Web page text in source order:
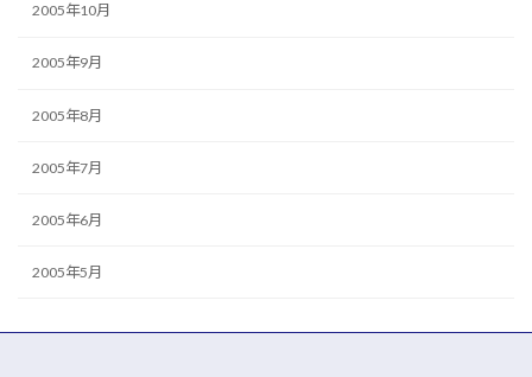
2005年10月
2005年9月
2005年8月
2005年7月
2005年6月
2005年5月